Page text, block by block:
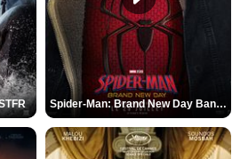
Spider-Man: Brand New Day Bande-annonce VO STFR